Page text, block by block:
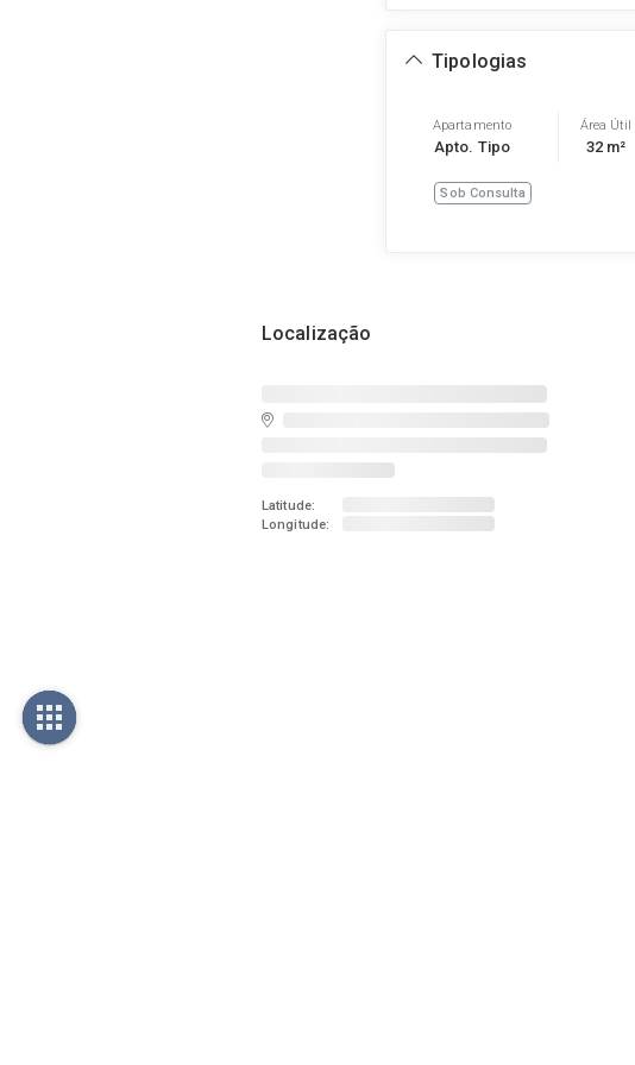
Tipologias
Apartamento
Apto. Tipo
Área Útil
32 m²
Sob Consulta
Localização
Latitude:
Longitude: